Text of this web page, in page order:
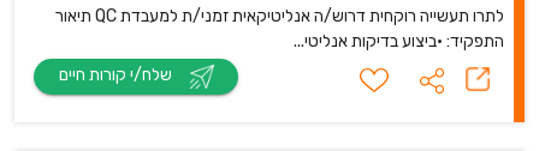
לתרו תעשייה רוקחית דרוש/ה אנליטיקאית זמני/ת למעבדת QC תיאור
התפקיד: •ביצוע בדיקות אנליטי...